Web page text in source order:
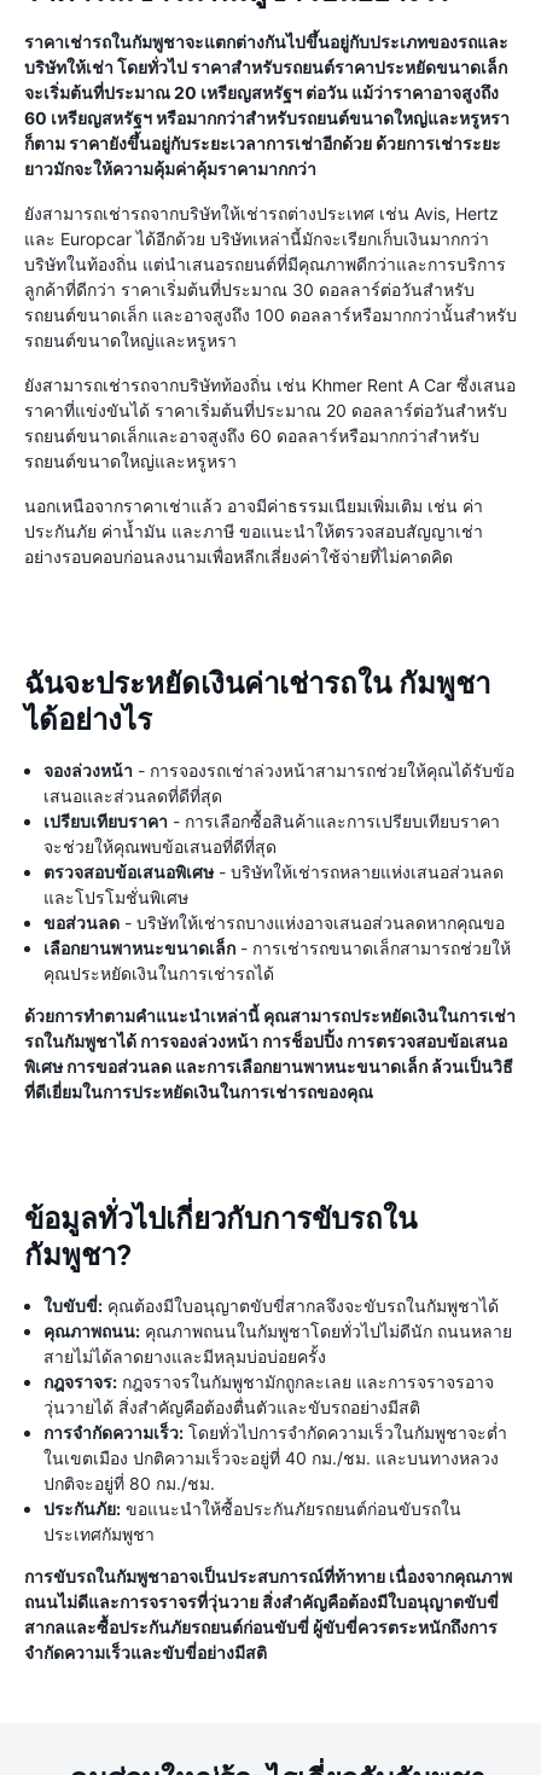
ราคาเช่ารถในกัมพูชาจะแตกต่างกันไปขึ้นอยู่กับประเภทของรถและ
บริษัทให้เช่า โดยทั่วไป ราคาสำหรับรถยนต์ราคาประหยัดขนาดเล็ก
จะเริ่มต้นที่ประมาณ 20 เหรียญสหรัฐฯ ต่อวัน แม้ว่าราคาอาจสูงถึง
60 เหรียญสหรัฐฯ หรือมากกว่าสำหรับรถยนต์ขนาดใหญ่และหรูหรา
ก็ตาม ราคายังขึ้นอยู่กับระยะเวลาการเช่าอีกด้วย ด้วยการเช่าระยะ
ยาวมักจะให้ความคุ้มค่าคุ้มราคามากกว่า
ยังสามารถเช่ารถจากบริษัทให้เช่ารถต่างประเทศ เช่น Avis, Hertz
และ Europcar ได้อีกด้วย บริษัทเหล่านี้มักจะเรียกเก็บเงินมากกว่า
บริษัทในท้องถิ่น แต่นำเสนอรถยนต์ที่มีคุณภาพดีกว่าและการบริการ
ลูกค้าที่ดีกว่า ราคาเริ่มต้นที่ประมาณ 30 ดอลลาร์ต่อวันสำหรับ
รถยนต์ขนาดเล็ก และอาจสูงถึง 100 ดอลลาร์หรือมากกว่านั้นสำหรับ
รถยนต์ขนาดใหญ่และหรูหรา
ยังสามารถเช่ารถจากบริษัทท้องถิ่น เช่น Khmer Rent A Car ซึ่งเสนอ
ราคาที่แข่งขันได้ ราคาเริ่มต้นที่ประมาณ 20 ดอลลาร์ต่อวันสำหรับ
รถยนต์ขนาดเล็กและอาจสูงถึง 60 ดอลลาร์หรือมากกว่าสำหรับ
รถยนต์ขนาดใหญ่และหรูหรา
นอกเหนือจากราคาเช่าแล้ว อาจมีค่าธรรมเนียมเพิ่มเติม เช่น ค่า
ประกันภัย ค่าน้ำมัน และภาษี ขอแนะนำให้ตรวจสอบสัญญาเช่า
อย่างรอบคอบก่อนลงนามเพื่อหลีกเลี่ยงค่าใช้จ่ายที่ไม่คาดคิด
ฉันจะประหยัดเงินค่าเช่ารถใน กัมพูชา
ได้อย่างไร
จองล่วงหน้า - การจองรถเช่าล่วงหน้าสามารถช่วยให้คุณได้รับข้อ
เสนอและส่วนลดที่ดีที่สุด
เปรียบเทียบราคา - การเลือกซื้อสินค้าและการเปรียบเทียบราคา
จะช่วยให้คุณพบข้อเสนอที่ดีที่สุด
ตรวจสอบข้อเสนอพิเศษ- บริษัทให้เช่ารถหลายแห่งเสนอส่วนลด
และโปรโมชั่นพิเศษ
ขอส่วนลด - บริษัทให้เช่ารถบางแห่งอาจเสนอส่วนลดหากคุณขอ
เลือกยานพาหนะขนาดเล็ก - การเช่ารถขนาดเล็กสามารถช่วยให้
คุณประหยัดเงินในการเช่ารถได้
ด้วยการทำตามคำแนะนำเหล่านี้ คุณสามารถประหยัดเงินในการเช่า
รถในกัมพูชาได้ การจองล่วงหน้า การช็อปปิ้ง การตรวจสอบข้อเสนอ
พิเศษ การขอส่วนลด และการเลือกยานพาหนะขนาดเล็ก ล้วนเป็นวิธี
ที่ดีเยี่ยมในการประหยัดเงินในการเช่ารถของคุณ
ข้อมูลทั่วไปเกี่ยวกับการขับรถใน
กัมพูชา?
ใบขับขี่: คุณต้องมีใบอนุญาตขับขี่สากลจึงจะขับรถในกัมพูชาได้
คุณภาพถนน: คุณภาพถนนในกัมพูชาโดยทั่วไปไม่ดีนัก ถนนหลาย
สายไม่ได้ลาดยางและมีหลุมบ่อบ่อยครั้ง
กฎจราจร: กฎจราจรในกัมพูชามักถูกละเลย และการจราจรอาจ
วุ่นวายได้ สิ่งสำคัญคือต้องตื่นตัวและขับรถอย่างมีสติ
การจำกัดความเร็ว: โดยทั่วไปการจำกัดความเร็วในกัมพูชาจะต่ำ
ในเขตเมือง ปกติความเร็วจะอยู่ที่ 40 กม./ชม. และบนทางหลวง
ปกติจะอยู่ที่ 80 กม./ชม.
ประกันภัย: ขอแนะนำให้ซื้อประกันภัยรถยนต์ก่อนขับรถใน
ประเทศกัมพูชา
การขับรถในกัมพูชาอาจเป็นประสบการณ์ที่ท้าทาย เนื่องจากคุณภาพ
ถนนไม่ดีและการจราจรที่วุ่นวาย สิ่งสำคัญคือต้องมีใบอนุญาตขับขี่
สากลและซื้อประกันภัยรถยนต์ก่อนขับขี่ ผู้ขับขี่ควรตระหนักถึงการ
จำกัดความเร็วและขับขี่อย่างมีสติ